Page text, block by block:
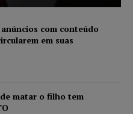
com conteúdo
em suas
matar o filho tem